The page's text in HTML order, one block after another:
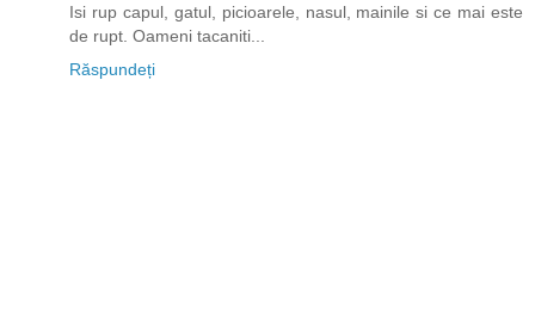
Isi rup capul, gatul, picioarele, nasul, mainile si ce mai este
de rupt. Oameni tacaniti...
Răspundeți